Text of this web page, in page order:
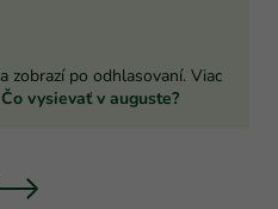
zobrazí po odhlasovaní. Viac
Čo vysievať v auguste?